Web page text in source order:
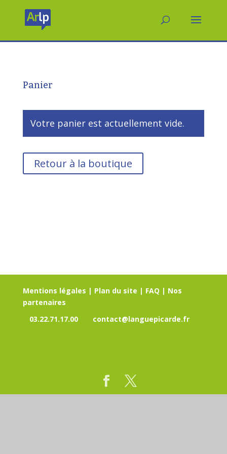
Panier
Votre panier est actuellement vide.
Retour à la boutique
Mentions légales | Plan du site | FAQ | Nos
partenaires
03.22.71.17.00
contact@languepicarde.fr